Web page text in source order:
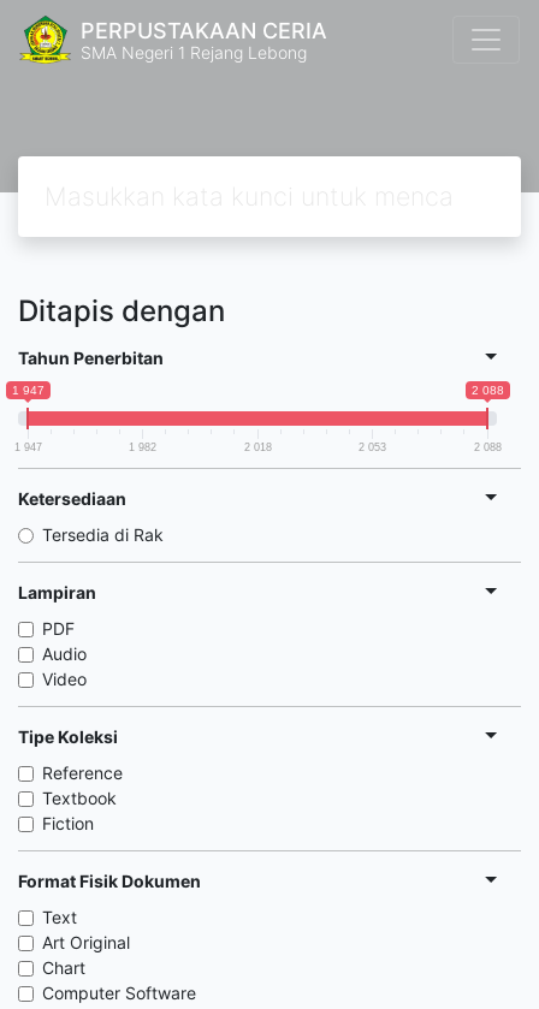
PERPUSTAKAAN CERIA
SMA Negeri 1 Rejang Lebong
Ditapis dengan
Tahun Penerbitan
1 947 2 088
1 947 1 982 2 018 2 053 2 088
Ketersediaan
Tersedia di Rak
Lampiran
PDF
Audio
Video
Tipe Koleksi
Reference
Textbook
Fiction
Format Fisik Dokumen
Text
Art Original
Chart
Computer Software